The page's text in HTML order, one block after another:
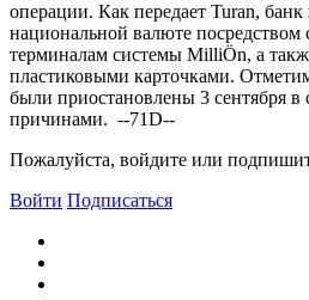
операции. Как передает Turan, банк
национальной валюте посредством
терминалам системы MilliÖn, а
пластиковыми карточками.
были приостановлены 3 сентября в
причинами. --71D--
Пожалуйста, войдите или
Войти Подписаться